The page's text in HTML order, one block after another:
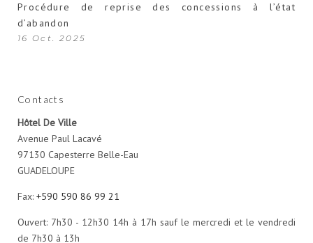
Procédure de reprise des concessions à l’état
d’abandon
16 Oct. 2025
Contacts
Hôtel De Ville
Avenue Paul Lacavé
97130 Capesterre Belle-Eau
GUADELOUPE
Fax: +590 590 86 99 21
Ouvert: 7h30 - 12h30 14h à 17h sauf le mercredi et le vendredi
de 7h30 à 13h